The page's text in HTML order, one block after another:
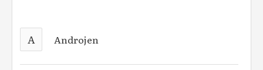
A Androjen